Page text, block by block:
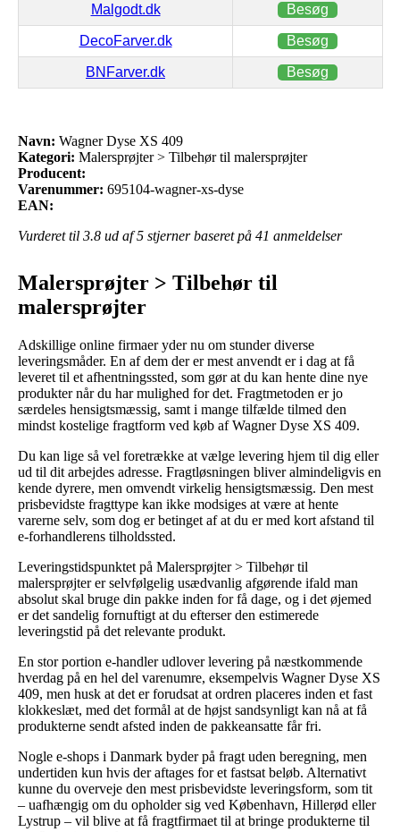
Malgodt.dk Besøg
DecoFarver.dk Besøg
BNFarver.dk Besøg
Navn: Wagner Dyse XS 409
Kategori: Malersprøjter > Tilbehør til malersprøjter
Producent:
Varenummer: 695104-wagner-xs-dyse
EAN:
Vurderet til 3.8 ud af 5 stjerner baseret på 41 anmeldelser
Malersprøjter > Tilbehør til
malersprøjter
Adskillige online firmaer yder nu om stunder diverse
leveringsmåder. En af dem der er mest anvendt er i dag at få
leveret til et afhentningssted, som gør at du kan hente dine nye
produkter når du har mulighed for det. Fragtmetoden er jo
særdeles hensigtsmæssig, samt i mange tilfælde tilmed den
mindst kostelige fragtform ved køb af Wagner Dyse XS 409.
Du kan lige så vel foretrække at vælge levering hjem til dig eller
ud til dit arbejdes adresse. Fragtløsningen bliver almindeligvis en
kende dyrere, men omvendt virkelig hensigtsmæssig. Den mest
prisbevidste fragttype kan ikke modsiges at være at hente
varerne selv, som dog er betinget af at du er med kort afstand til
e-forhandlerens tilholdssted.
Leveringstidspunktet på Malersprøjter > Tilbehør til
malersprøjter er selvfølgelig usædvanlig afgørende ifald man
absolut skal bruge din pakke inden for få dage, og i det øjemed
er det sandelig fornuftigt at du efterser den estimerede
leveringstid på det relevante produkt.
En stor portion e-handler udlover levering på næstkommende
hverdag på en hel del varenumre, eksempelvis Wagner Dyse XS
409, men husk at det er forudsat at ordren placeres inden et fast
klokkeslæt, med det formål at de højst sandsynligt kan nå at få
produkterne sendt afsted inden de pakkeansatte får fri.
Nogle e-shops i Danmark byder på fragt uden beregning, men
undertiden kun hvis der aftages for et fastsat beløb. Alternativt
kunne du overveje den mest prisbevidste leveringsform, som tit
– uafhængig om du opholder sig ved København, Hillerød eller
Lystrup – vil blive at få fragtfirmaet til at bringe produkterne til